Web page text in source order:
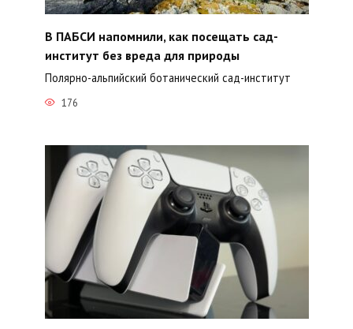
В ПАБСИ напомнили, как посещать сад-
институт без вреда для природы
Полярно-альпийский ботанический сад-институт
176